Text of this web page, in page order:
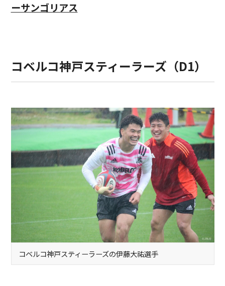
ーサンゴリアス
コベルコ神戸スティーラーズ（D1）
コベルコ神戸スティーラーズの伊藤大祐選手